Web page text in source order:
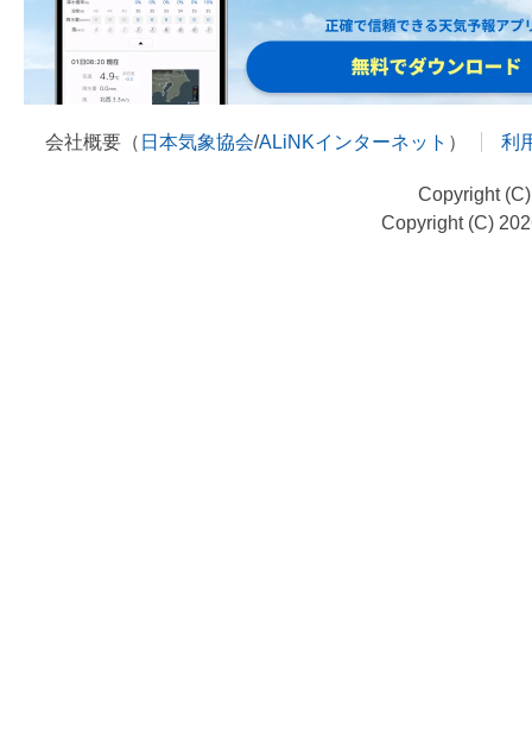
会社概要（ 日本気象協会/ALiNKインターネット ） 利
Copyright
Copyright (C)